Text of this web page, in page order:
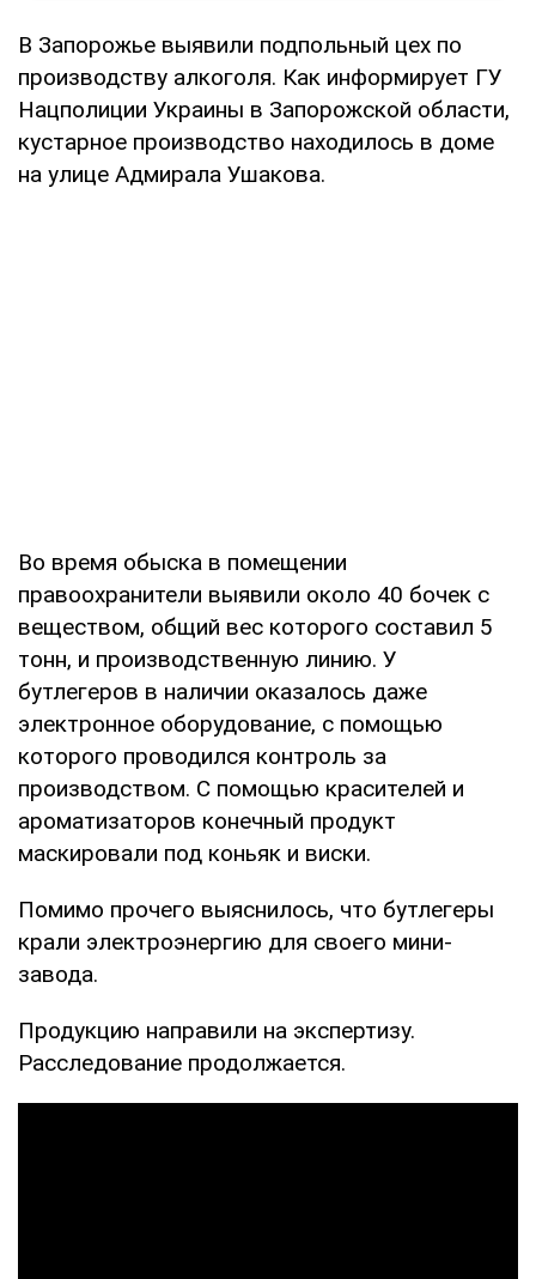
В Запорожье выявили подпольный цех по
производству алкоголя. Как информирует ГУ
Нацполиции Украины в Запорожской области,
кустарное производство находилось в доме
на улице Адмирала Ушакова.
Во время обыска в помещении
правоохранители выявили около 40 бочек с
веществом, общий вес которого составил 5
тонн, и производственную линию. У
бутлегеров в наличии оказалось даже
электронное оборудование, с помощью
которого проводился контроль за
производством. С помощью красителей и
ароматизаторов конечный продукт
маскировали под коньяк и виски.
Помимо прочего выяснилось, что бутлегеры
крали электроэнергию для своего мини-
завода.
Продукцию направили на экспертизу.
Расследование продолжается.